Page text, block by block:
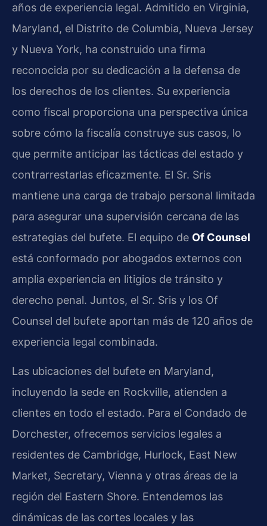
años de experiencia legal. Admitido en Virginia,
Maryland, el Distrito de Columbia, Nueva Jersey
y Nueva York, ha construido una firma
reconocida por su dedicación a la defensa de
los derechos de los clientes. Su experiencia
como fiscal proporciona una perspectiva única
sobre cómo la fiscalía construye sus casos, lo
que permite anticipar las tácticas del estado y
contrarrestarlas eficazmente. El Sr. Sris
mantiene una carga de trabajo personal limitada
para asegurar una supervisión cercana de las
estrategias del bufete. El equipo de Of Counsel
está conformado por abogados externos con
amplia experiencia en litigios de tránsito y
derecho penal. Juntos, el Sr. Sris y los Of
Counsel del bufete aportan más de 120 años de
experiencia legal combinada.
Las ubicaciones del bufete en Maryland,
incluyendo la sede en Rockville, atienden a
clientes en todo el estado. Para el Condado de
Dorchester, ofrecemos servicios legales a
residentes de Cambridge, Hurlock, East New
Market, Secretary, Vienna y otras áreas de la
región del Eastern Shore. Entendemos las
dinámicas de las cortes locales y las